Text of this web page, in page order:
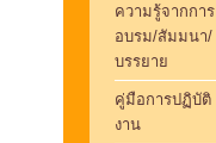
ความรู้จากการ
อบรม/สัมมนา/
บรรยาย
คู่มือการปฏิบัติ
งาน